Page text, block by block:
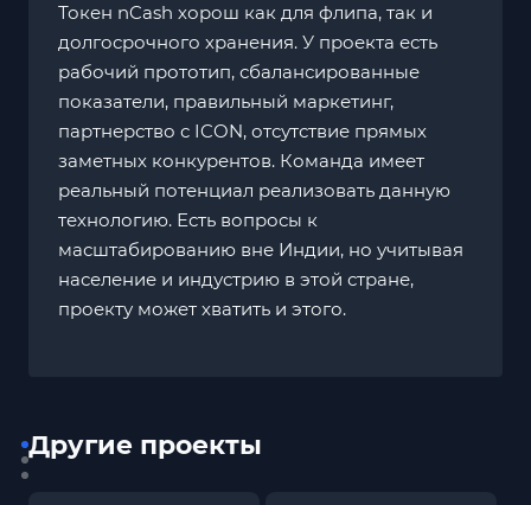
Токен nCash хорош как для флипа, так и
долгосрочного хранения. У проекта есть
рабочий прототип, сбалансированные
показатели, правильный маркетинг,
партнерство с ICON, отсутствие прямых
заметных конкурентов. Команда имеет
реальный потенциал реализовать данную
технологию. Есть вопросы к
масштабированию вне Индии, но учитывая
население и индустрию в этой стране,
проекту может хватить и этого.
Другие проекты